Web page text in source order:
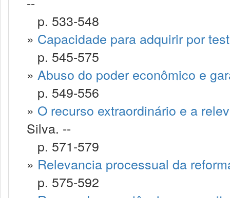
p. 533-548
» Capacidade para adquirir por
p. 545-575
» Abuso do poder econômico e
p. 549-556
» O recurso extraordinário e a
Silva. --
p. 571-579
» Relevancia processual da
p. 575-592